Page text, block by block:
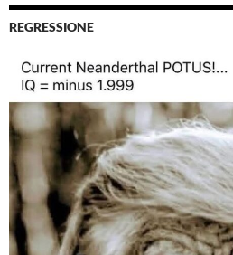
REGRESSIONE